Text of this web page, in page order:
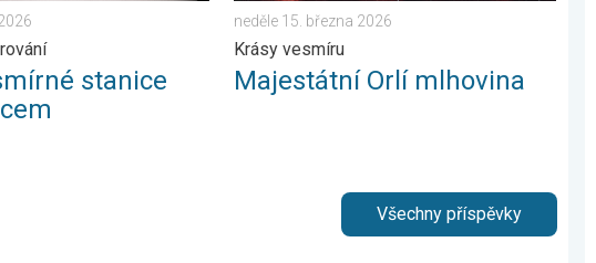
stanice
neděle 15. března 2026
Krásy vesmíru
Majestátní Orlí mlhovina
Všechny příspěvky